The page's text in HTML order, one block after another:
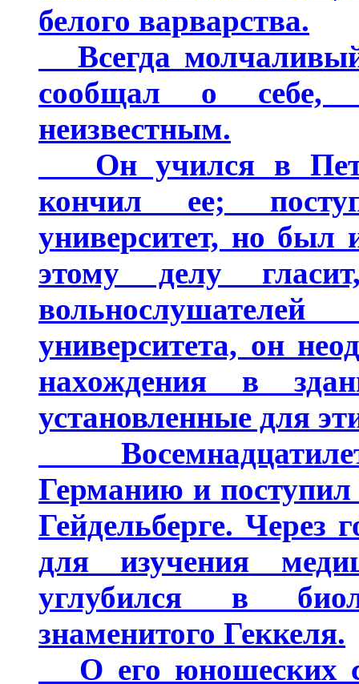
белого варварства.
Всегда
сообщал о себе,
неизвестным.
Он учился в
кончил ее;
университет, но был
этому делу
университета, он
нахождения в
установленные для
Германию и
Гейдельберге. Через
для изучения
углубился в
знаменитого Геккеля.
О его юношеских